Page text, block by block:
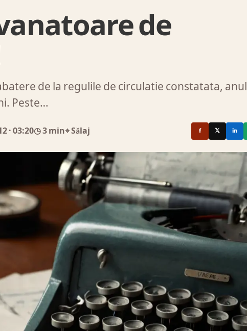
de
de la regulile de circulatie constatata, anul
Peste…
· 03:20◷ 3 min⌖ Sălaj f 𝕏 in